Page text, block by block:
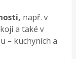
např. v
a také v
– kuchyních a